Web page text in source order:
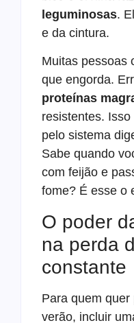
leguminosas.
e da cintura.
Muitas pessoas
que engorda.
proteínas
resistentes.
pelo sistema
Sabe quando
com feijão e
fome? É esse o
O poder
na perda
constante
Para quem
verão, incluir